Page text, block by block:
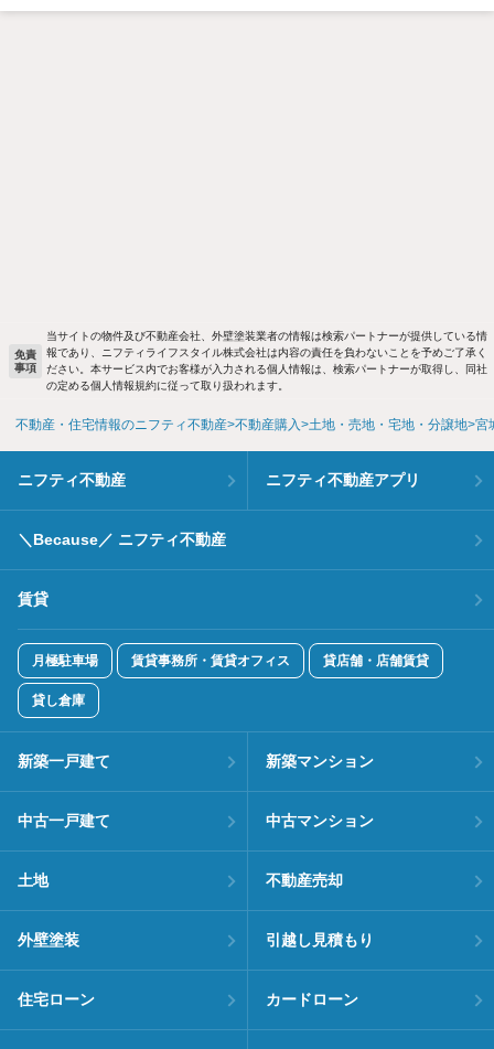
免責
事項
当サイトの物件及び不動産会社、外壁塗装業者の情報は検索パートナーが提供している情
報であり、ニフティライフスタイル株式会社は内容の責任を負わないことを予めご了承く
ださい。本サービス内でお客様が入力される個人情報は、検索パートナーが取得し、同社
の定める個人情報規約に従って取り扱われます。
不動産・住宅情報のニフティ不動産 不動産購入 土地・売地・宅地・分譲地 宮
ニフティ不動産 ニフティ不動産アプリ
＼Because／ ニフティ不動産
賃貸
月極駐車場 賃貸事務所・賃貸オフィス 貸店舗・店舗賃貸
貸し倉庫
新築一戸建て 新築マンション
中古一戸建て 中古マンション
土地 不動産売却
外壁塗装 引越し見積もり
住宅ローン カードローン